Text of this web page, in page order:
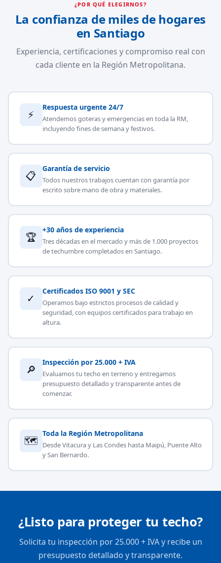
¿POR QUÉ ELEGIRNOS?
La confianza de miles de hogares
en Santiago
Experiencia, certificaciones y compromiso real con
cada cliente en la Región Metropolitana.
⚡
Respuesta urgente 24/7
Atendemos goteras y emergencias en toda la RM,
incluyendo fines de semana y festivos.
📋
Garantía de servicio
Todos nuestros trabajos cuentan con garantía por
escrito sobre mano de obra y materiales.
🏆
+30 años de experiencia
Tres décadas en el mercado y más de 1.000 proyectos
de techumbre completados en Santiago.
✓
Certificados ISO 9001 y SEC
Operamos bajo estrictos procesos de calidad y
seguridad, con equipos certificados para trabajo en
altura.
🔎
Inspección por 25.000 + IVA
Evaluamos tu techo en terreno y entregamos
presupuesto detallado y transparente antes de
comenzar.
🗺
Toda la Región Metropolitana
Desde Vitacura y Las Condes hasta Maipú, Puente Alto
y San Bernardo.
¿Listo para proteger tu techo?
Solicita tu inspección por 25.000 + IVA y recibe un
presupuesto detallado y transparente.